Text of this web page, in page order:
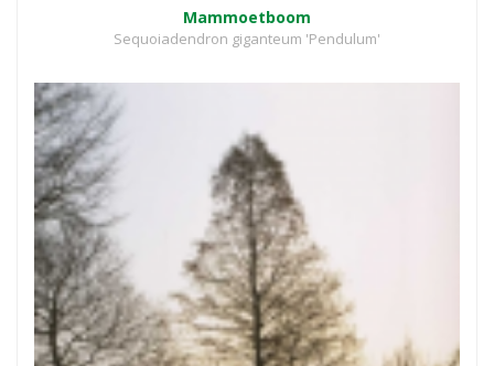
Mammoetboom
Sequoiadendron giganteum 'Pendulum'